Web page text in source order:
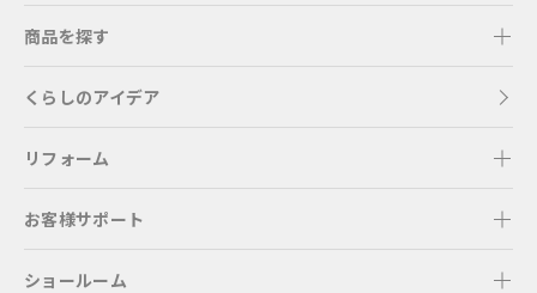
商品を探す
くらしのアイデア
リフォーム
お客様サポート
ショールーム